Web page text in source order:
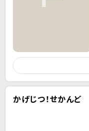
かげじつ！せかんど